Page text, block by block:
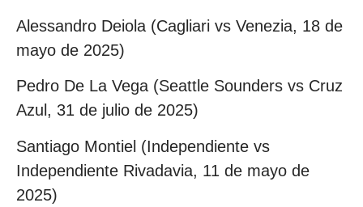
Alessandro Deiola (Cagliari vs Venezia, 18 de
mayo de 2025)
Pedro De La Vega (Seattle Sounders vs Cruz
Azul, 31 de julio de 2025)
Santiago Montiel (Independiente vs
Independiente Rivadavia, 11 de mayo de
2025)